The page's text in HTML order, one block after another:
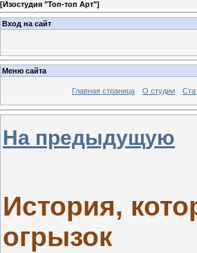
[Изостудия "Топ-топ Арт"]
Вход на сайт
Меню сайта
Главная страница О студии
На предыдущую
История,
огрызок